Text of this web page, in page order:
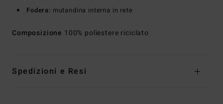
Fodera: mutandina interna in rete
Composizione 100% poliestere riciclato
Spedizioni e Resi